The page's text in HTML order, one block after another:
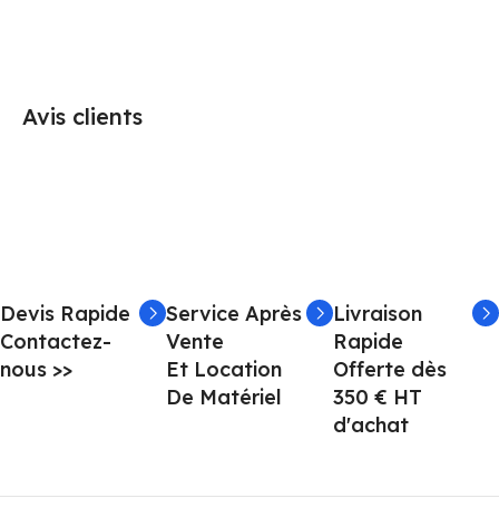
Avis clients
Devis Rapide
Contactez-
nous >>
Service Après
Vente
Et Location
De Matériel
Livraison
Rapide
Offerte dès
350 € HT
d'achat